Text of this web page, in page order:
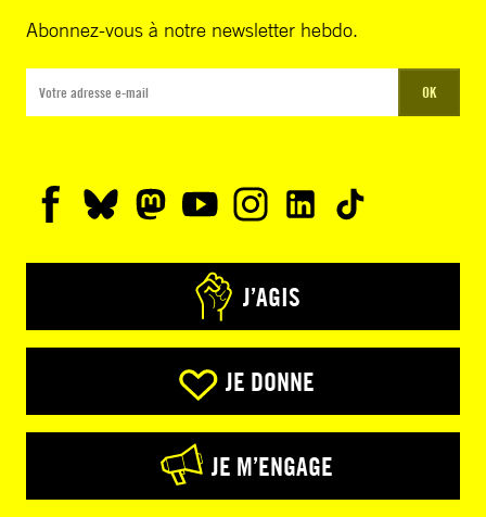
Abonnez-vous à notre newsletter hebdo.
OK
J’AGIS
JE DONNE
JE M’ENGAGE